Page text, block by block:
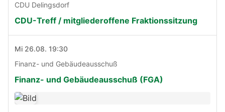
CDU Delingsdorf
CDU-Treff / mitgliederoffene Fraktionssitzung
Mi 26.08. 19:30
Finanz- und Gebäudeausschuß
Finanz- und Gebäudeausschuß (FGA)